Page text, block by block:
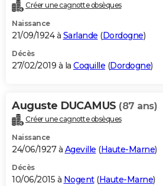
Créer une cagnotte obsèques
Naissance
21/09/1924 à Sarlande (Dordogne)
Décès
27/02/2019 à la Coquille (Dordogne)
Auguste DUCAMUS (87 ans)
Créer une cagnotte obsèques
Naissance
24/06/1927 à Ageville (Haute-Marne)
Décès
10/06/2015 à Nogent(Haute-Marne)